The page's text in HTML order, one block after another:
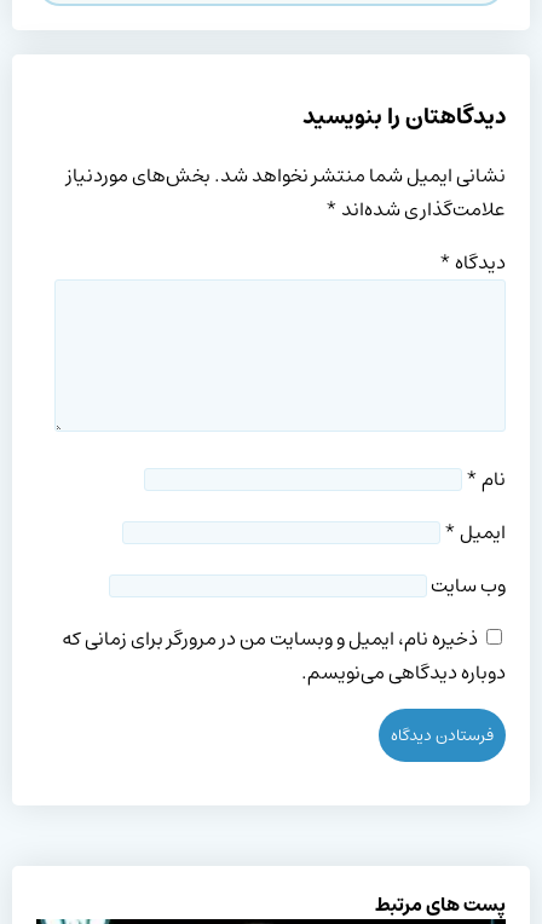
دیدگاهتان را بنویسید
نشانی ایمیل شما منتشر نخواهد شد.بخش‌های موردنیاز
علامت‌گذاری شده‌اند*
دیدگاه*
نام*
ایمیل*
وب‌ سایت
ذخیره نام، ایمیل و وبسایت من در مرورگر برای زمانی که
دوباره دیدگاهی می‌نویسم.
پست های مرتبط